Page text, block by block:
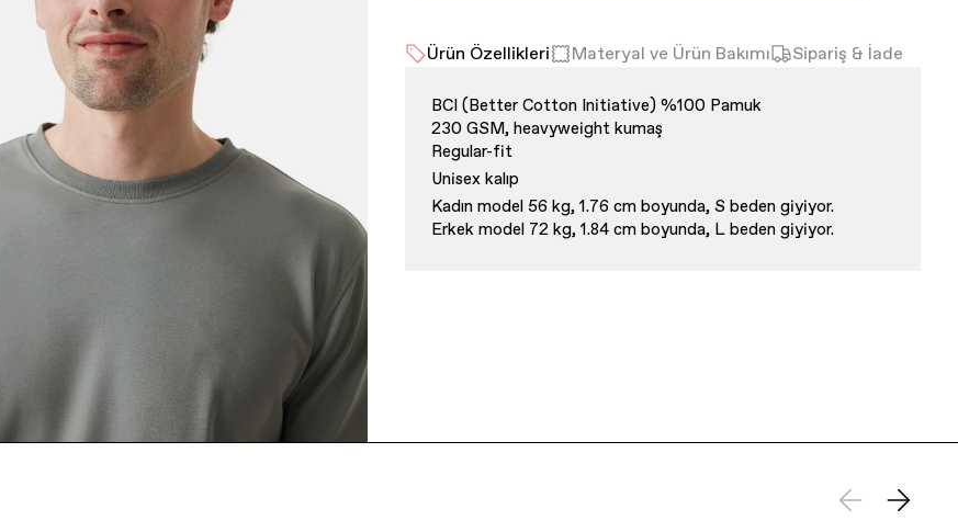
Ürün Özellikleri Materyal ve Ürün Bakımı Sipariş & İade
BCI (Better Cotton Initiative) %100 Pamuk
230 GSM, heavyweight kumaş
Regular-fit
Unisex kalıp
Kadın model 56 kg, 1.76 cm boyunda, S beden giyiyor.
Erkek model 72 kg, 1.84 cm boyunda, L beden giyiyor.